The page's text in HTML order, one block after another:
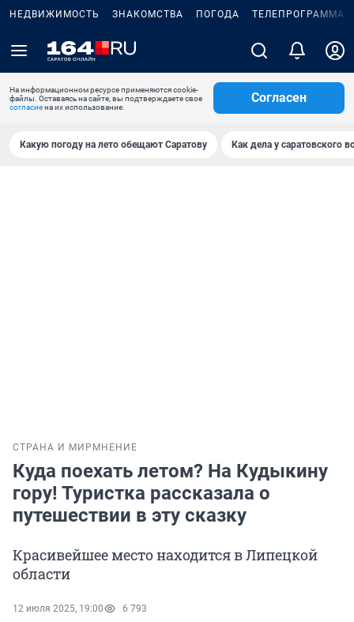
НЕДВИЖИМОСТЬ ЗНАКОМСТВА ПОГОДА ТЕЛЕПРОГРАММА
На информационном ресурсе применяются cookie-
файлы. Оставаясь на сайте, вы подтверждаете свое
согласиена их использование.
Согласен
Какую погоду на лето обещают Саратову Как дела у саратовского
СТРАНА И МИР МНЕНИЕ
Куда поехать летом? На Кудыкину
гору! Туристка рассказала о
путешествии в эту сказку
Красивейшее место находится в Липецкой
области
12 июля 2025, 19:00 6 793